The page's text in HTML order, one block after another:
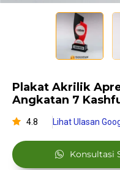
Plakat Akrilik
Angkatan 7
4.8 Lihat Ulasan
Konsultasi